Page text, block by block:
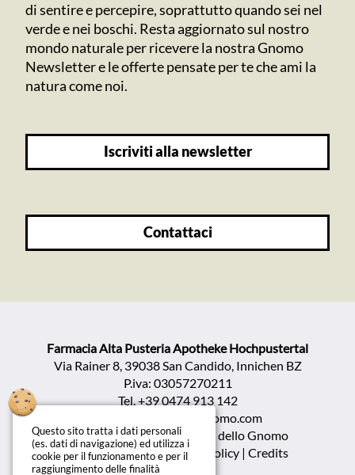
Questo sito tratta i dati personali
(es. dati di navigazione) ed utilizza i
cookie per il funzionamento e per il
raggiungimento delle finalità
di sentire e percepire, soprattutto quando sei nel
verde e nei boschi. Resta aggiornato sul nostro
mondo naturale per ricevere la nostra Gnomo
Newsletter e le offerte pensate per te che ami la
natura come noi.
iscriviti alla newsletter
contattaci
Farmacia Alta Pusteria Apotheke Hochpustertal
Via Rainer 8, 39038 San Candido, Innichen BZ
P.iva: 03057270211
Tel.+39 0474 913 142
info@farmaciadellognomo.com
Copyright ©2026 Farmacia dello Gnomo
Privacy policy | Cookie policy | Credits